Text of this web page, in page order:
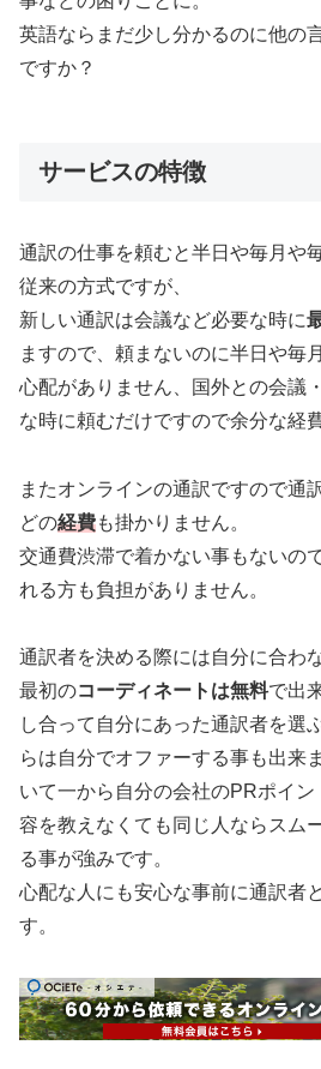
英語ならまだ少し分かるのに他の
ですか？
サービスの特徴
通訳の仕事を頼むと半日や毎月や
従来の方式ですが、
新しい通訳は会議など必要な時に
ますので、頼まないのに半日や毎
心配がありません、国外との会議
な時に頼むだけですので余分な経
またオンラインの通訳ですので通
どの経費も掛かりません。
交通費渋滞で着かない事もないの
れる方も負担がありません。
通訳者を決める際には自分に合わ
最初のコーディネートは無料で出
し合って自分にあった通訳者を選
らは自分でオファーする事も出来
いて一から自分の会社のPRポイ
容を教えなくても同じ人ならスム
る事が強みです。
心配な人にも安心な事前に通訳者
す。